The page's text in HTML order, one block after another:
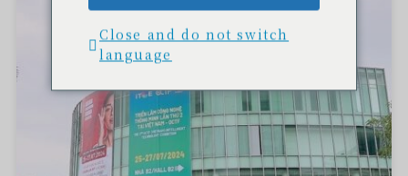
Close and do not switch
language